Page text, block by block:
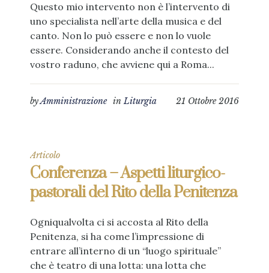
Questo mio intervento non è l’intervento di
uno specialista nell’arte della musica e del
canto. Non lo può essere e non lo vuole
essere. Considerando anche il contesto del
vostro raduno, che avviene qui a Roma...
21 Ottobre 2016
byAmministrazione inLiturgia
Articolo
Conferenza – Aspetti liturgico-
pastorali del Rito della Penitenza
Ogniqualvolta ci si accosta al Rito della
Penitenza, si ha come l’impressione di
entrare all’interno di un “luogo spirituale”
che è teatro di una lotta: una lotta che